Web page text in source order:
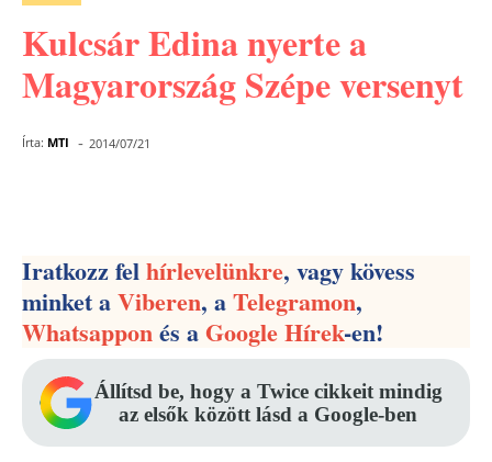
Kulcsár Edina nyerte a
Magyarország Szépe versenyt
Írta: MTI - 2014/07/21
Iratkozz felhírlevelünkre, vagy kövess
minket aViberen, aTelegramon,
Whatsapponés aGoogle Hírek-en!
Állítsd be, hogy a Twice cikkeit mindig
az elsők között lásd a Google-ben